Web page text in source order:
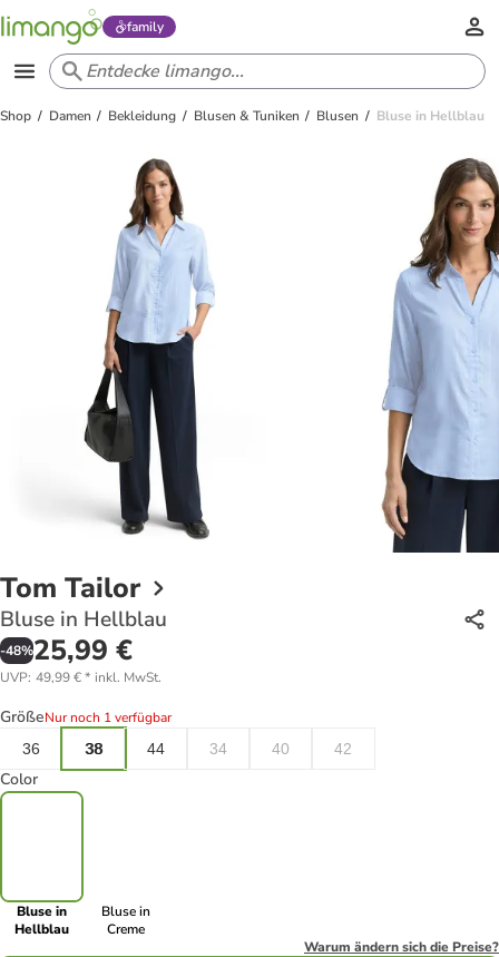
family
Shop Damen Bekleidung Blusen & Tuniken Blusen Bluse in Hellblau
Tom Tailor
Bluse in Hellblau
-48%25,99 €
UVP: 49,99 €* inkl. MwSt.
GrößeNur noch 1 verfügbar
36
38 44 34 40 42
Color
Bluse in
Hellblau
Bluse in
Creme
Warum ändern sich die Preise?